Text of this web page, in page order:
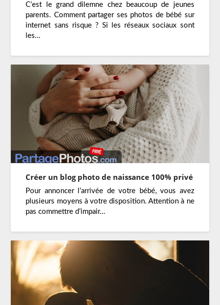
C’est le grand dilemne chez beaucoup de jeunes
parents. Comment partager ses photos de bébé sur
internet sans risque ? Si les réseaux sociaux sont
les…
Créer un blog photo de naissance 100% privé
Pour annoncer l’arrivée de votre bébé, vous avez
plusieurs moyens à votre disposition. Attention à ne
pas commettre d’impair…